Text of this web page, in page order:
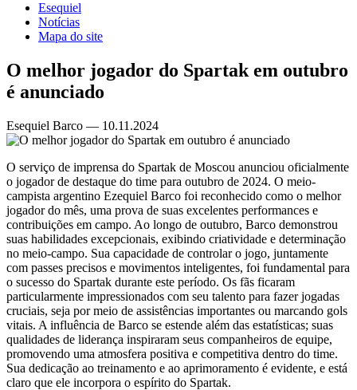
Esequiel
Notícias
Mapa do site
O melhor jogador do Spartak em outubro
é anunciado
Esequiel Barco — 10.11.2024
O serviço de imprensa do Spartak de Moscou anunciou oficialmente
o jogador de destaque do time para outubro de 2024. O meio-
campista argentino Ezequiel Barco foi reconhecido como o melhor
jogador do mês, uma prova de suas excelentes performances e
contribuições em campo. Ao longo de outubro, Barco demonstrou
suas habilidades excepcionais, exibindo criatividade e determinação
no meio-campo. Sua capacidade de controlar o jogo, juntamente
com passes precisos e movimentos inteligentes, foi fundamental para
o sucesso do Spartak durante este período. Os fãs ficaram
particularmente impressionados com seu talento para fazer jogadas
cruciais, seja por meio de assistências importantes ou marcando gols
vitais. A influência de Barco se estende além das estatísticas; suas
qualidades de liderança inspiraram seus companheiros de equipe,
promovendo uma atmosfera positiva e competitiva dentro do time.
Sua dedicação ao treinamento e ao aprimoramento é evidente, e está
claro que ele incorpora o espírito do Spartak.